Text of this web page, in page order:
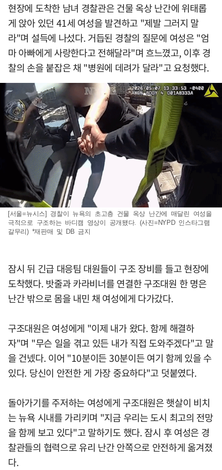
현장에 도착한 남녀 경찰관은 건물 옥상 난간에 위태롭
게 앉아 있던 41세 여성을 발견하고 "제발 그러지 말
라"며 설득에 나섰다. 거듭된 경찰의 질문에 여성은 "엄
마 아빠에게 사랑한다고 전해달라"며 흐느꼈고, 이후 경
찰의 손을 붙잡은 채 "병원에 데려가 달라"고 요청했다.
[서울=뉴시스] 경찰이 뉴욕의 초고층 건물 옥상 난간에 매달린 여성을
극적으로 구조하는 바디캠 영상이 공개됐다. (사진=NYPD 인스타그램
갈무리) *재판매 및 DB 금지
잠시 뒤 긴급 대응팀 대원들이 구조 장비를 들고 현장에
도착했다. 밧줄과 카라비너를 연결한 구조대원 한 명은
난간 밖으로 몸을 내민 채 여성에게 다가갔다.
구조대원은 여성에게 "이제 내가 왔다. 함께 해결하
자"며 "무슨 일을 겪고 있든 내가 직접 도와주겠다"고 말
을 건넸다. 이어 "10분이든 30분이든 여기 함께 있을 수
있다. 당신이 안전한 게 가장 중요하다"고 덧붙였다.
돌아가기를 주저하는 여성에게 구조대원은 햇살이 비치
는 뉴욕 시내를 가리키며 "지금 우리는 도시 최고의 전망
을 함께 보고 있다"고 말하기도 했다. 잠시 후 여성은 경
찰관들의 협력으로 유리 난간 안쪽으로 안전하게 옮겨졌
다.